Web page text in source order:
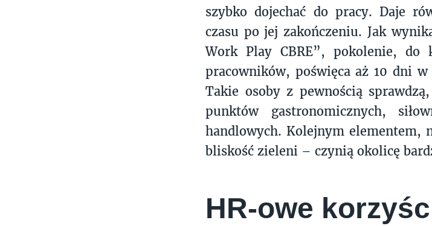
szybko dojechać do pracy. Daje
czasu po jej zakończeniu. Jak
Work Play CBRE”, pokolenie, do
pracowników, poświęca aż 10 dni
Takie osoby z pewnością
punktów gastronomicznych,
handlowych. Kolejnym elementem,
bliskość zieleni – czynią okolicę
HR-owe